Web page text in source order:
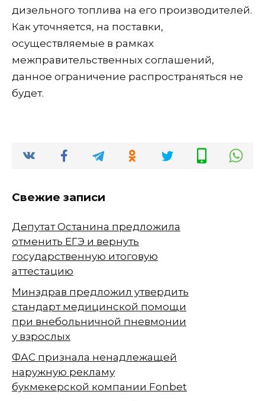
дизельного топлива на его производителей.
Как уточняется, на поставки,
осуществляемые в рамках
межправительственных соглашений,
данное ограничение распространяться не
будет.
Свежие записи
Депутат Останина предложила
отменить ЕГЭ и вернуть
государственную итоговую
аттестацию
Минздрав предложил утвердить
стандарт медицинской помощи
при внебольничной пневмонии
у взрослых
ФАС признала ненадлежащей
наружную рекламу
букмекерской компании Fonbet